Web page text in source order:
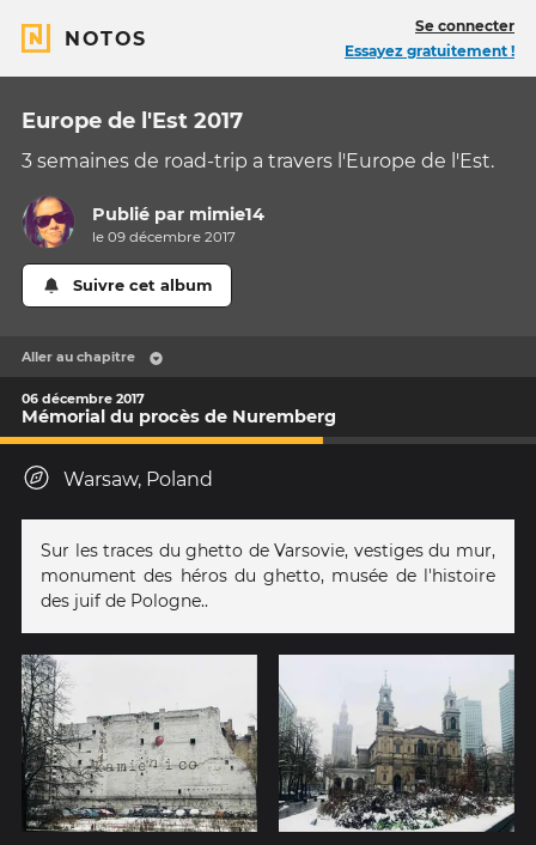
NOTOS
Se connecter
Essayez gratuitement !
Europe de l'Est 2017
3 semaines de road-trip a travers l'Europe de l'Est.
Publié par mimie14
le 09 décembre 2017
Suivre cet album
Aller au chapitre
06 décembre 2017
Mémorial du procès de Nuremberg
Warsaw, Poland
Sur les traces du ghetto de Varsovie, vestiges du mur,
monument des héros du ghetto, musée de l'histoire
des juif de Pologne..